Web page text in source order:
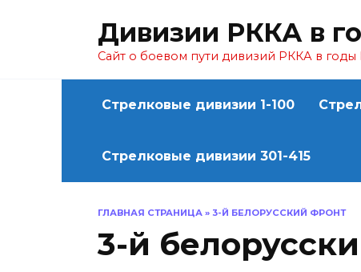
Дивизии РККА в
Сайт о боевом пути дивизий РККА в
Стрелковые дивизии 1-100
Стрелковые дивизии 301-415
ГЛАВНАЯ СТРАНИЦА » 3-Й БЕЛОРУССКИЙ ФРОНТ
3-й